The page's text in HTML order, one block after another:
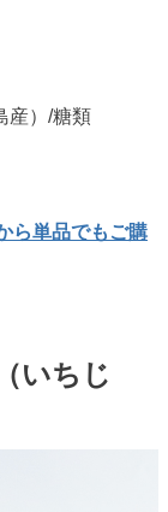
産）/糖類
ら単品でもご購
いちじ